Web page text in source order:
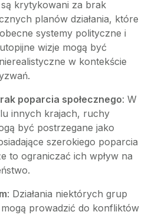
krytykowani za brak
planów działania, które
systemy polityczne i
wizje mogą być
w kontekście
poparcia społecznego: W
innych krajach, ruchy
być postrzegane jako
szerokiego poparcia
to ograniczać ich wpływ na
: Działania niektórych grup
prowadzić do konfliktów